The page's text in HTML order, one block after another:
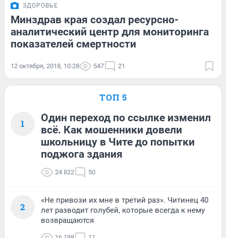
ЗДОРОВЬЕ
Минздрав края создал ресурсно-
аналитический центр для мониторинга
показателей смертности
12 октября, 2018, 10:28 547 21
ТОП 5
1
Один переход по ссылке изменил
всё. Как мошенники довели
школьницу в Чите до попытки
поджога здания
24 822 50
2
«Не привози их мне в третий раз». Читинец 40
лет разводит голубей, которые всегда к нему
возвращаются